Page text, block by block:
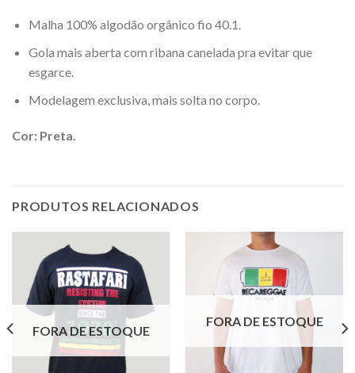
Malha 100% algodão orgânico fio 40.1.
Gola mais aberta com ribana canelada pra evitar que
esgarce.
Modelagem exclusiva, mais solta no corpo.
Cor: Preta.
PRODUTOS RELACIONADOS
FORA DE ESTOQUE
FORA DE ESTOQUE